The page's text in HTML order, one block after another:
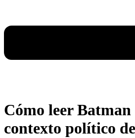
Cómo leer Batman
contexto político